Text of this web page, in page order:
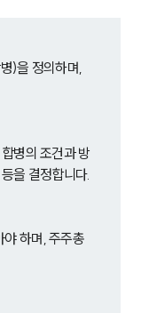
)을 정의하며,
병의 조건과 방
을 결정합니다.
하며, 주주총